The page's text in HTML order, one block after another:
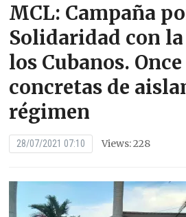
MCL: Campaña
Solidaridad con
los Cubanos.
concretas de
régimen
28/07/2021 07:10 Views: 228